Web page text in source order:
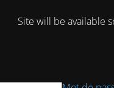
Site will be available